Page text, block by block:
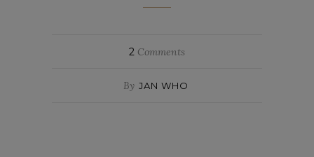
2 Comments
By JAN WHO